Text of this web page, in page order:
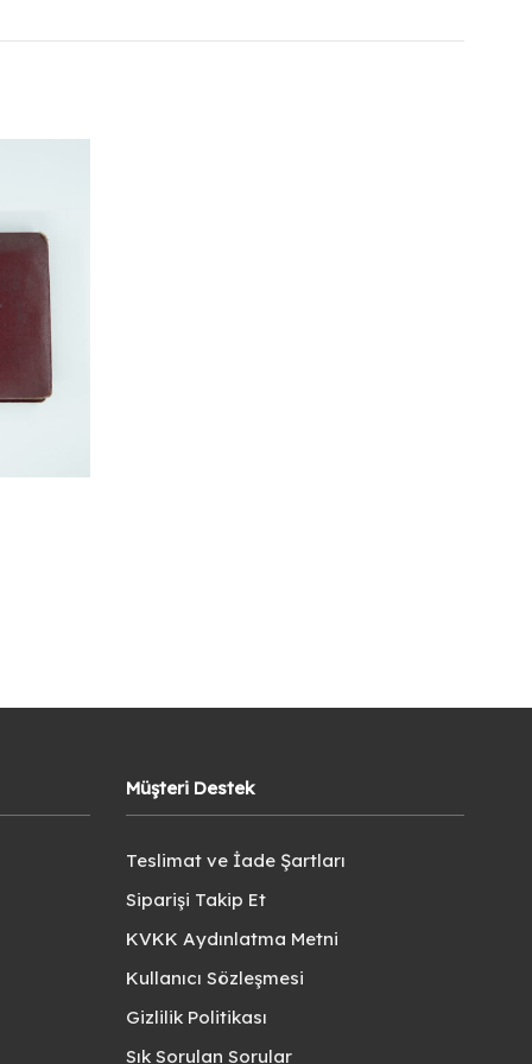
Müşteri Destek
Teslimat ve İade Şartları
Siparişi Takip Et
KVKK Aydınlatma Metni
Kullanıcı Sözleşmesi
Gizlilik Politikası
Sık Sorulan Sorular